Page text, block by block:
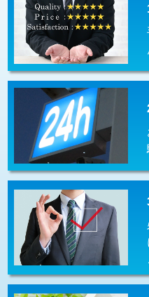
交換・取付（タンク）
交換・取付(単水栓（壁付・デ
式）)
交換・取付(混合水栓（壁付・
式・ワンホール）)
交換・取付(排水栓・排水ト
（P/S/ポップアップ））
交換・取付（その他部品）
持込商品取付（単水栓）
持込商品取付（混合水栓）
持込商品取付（浄水器・分